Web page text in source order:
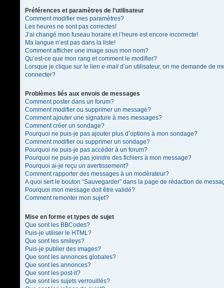
Préférences et paramètres de l’utilisateur
Comment modifier mes paramètres?
Les heures ne sont pas correctes!
J’ai changé mon fuseau horaire et l’heure est encore incorrecte!
Ma langue n’est pas dans la liste!
Comment afficher une image sous mon nom?
Qu’est-ce que mon rang et comment le modifier?
Lorsque je clique sur le lien e-mail d’un utilisateur, on me demande de
connecter?
Problèmes liés aux envois de messages
Comment poster dans un forum?
Comment modifier ou supprimer un message?
Comment ajouter une signature à mes messages?
Comment créer un sondage?
Pourquoi ne puis-je pas ajouter plus d’options à mon sondage?
Comment modifier ou supprimer un sondage?
Pourquoi ne puis-je pas accéder à un forum?
Pourquoi ne puis-je pas joindre des fichiers à mon message?
Pourquoi ai-je reçu un avertissement?
Comment rapporter des messages à un modérateur?
A quoi sert le bouton “Sauvegarder” dans la page de rédaction de
Pourquoi mon message doit être validé?
Comment remonter mon sujet?
Mise en forme et types de sujet
Que sont les BBCodes?
Puis-je utiliser le HTML?
Que sont les smileys?
Puis-je publier des images?
Que sont les annonces globales?
Que sont les annonces?
Que sont les post-it?
Que sont les sujets verrouillés?